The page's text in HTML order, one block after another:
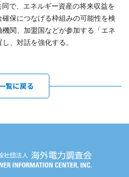
同で、エネルギー資産の将来収益を
保につなげる枠組みの可能性を検
関、加盟国などが参加する「エネ
、対話を強化する。
覧に戻る